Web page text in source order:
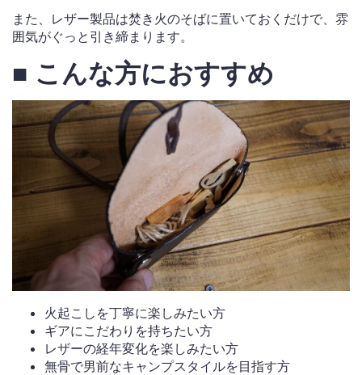
また、レザー製品は焚き火のそばに置いておくだけで、雰
囲気がぐっと引き締まります。
■ こんな方におすすめ
火起こしを丁寧に楽しみたい方
ギアにこだわりを持ちたい方
レザーの経年変化を楽しみたい方
無骨で男前なキャンプスタイルを目指す方